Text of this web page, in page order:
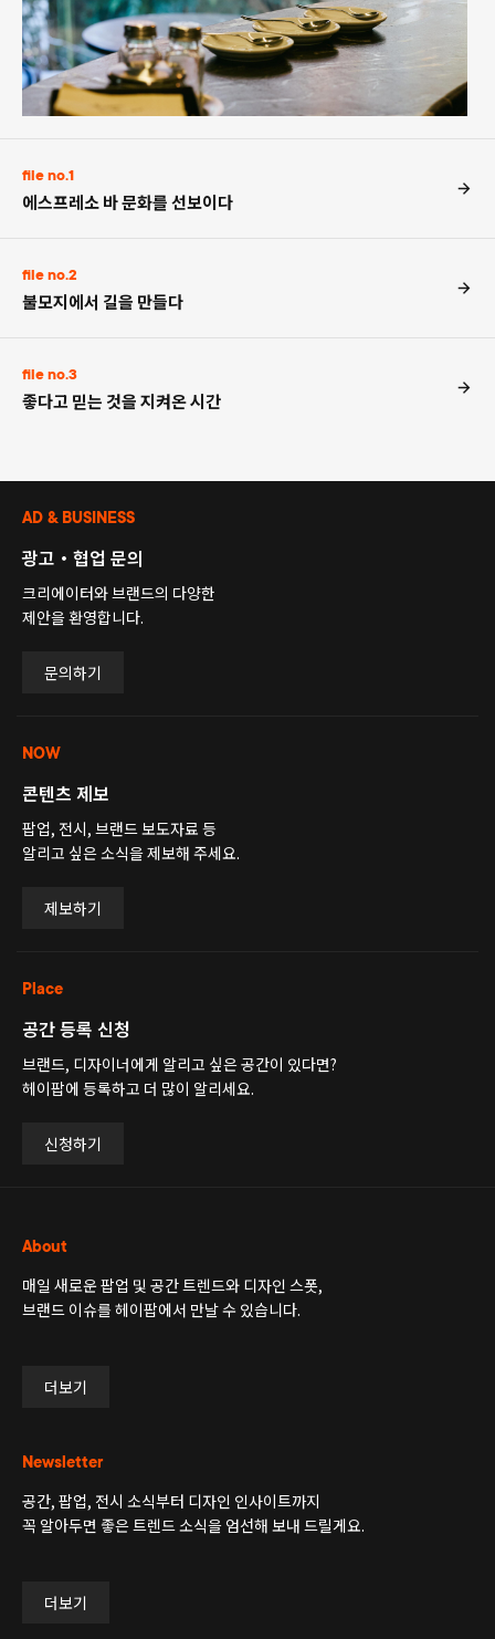
file no.1
에스프레소 바 문화를 선보이다
file no.2
불모지에서 길을 만들다
file no.3
좋다고 믿는 것을 지켜온 시간
AD & BUSINESS
광고・협업 문의
크리에이터와 브랜드의 다양한
제안을 환영합니다.
문의하기
NOW
콘텐츠 제보
팝업, 전시, 브랜드 보도자료 등
알리고 싶은 소식을 제보해 주세요.
제보하기
Place
공간 등록 신청
브랜드, 디자이너에게 알리고 싶은 공간이 있다면?
헤이팝에 등록하고 더 많이 알리세요.
신청하기
About
매일 새로운 팝업 및 공간 트렌드와 디자인 스폿,
브랜드 이슈를 헤이팝에서 만날 수 있습니다.
더보기
Newsletter
공간, 팝업, 전시 소식부터 디자인 인사이트까지
꼭 알아두면 좋은 트렌드 소식을 엄선해 보내 드릴게요.
더보기